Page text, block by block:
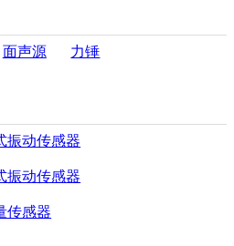
面声源 力锤
振动传感器
振动传感器
传感器